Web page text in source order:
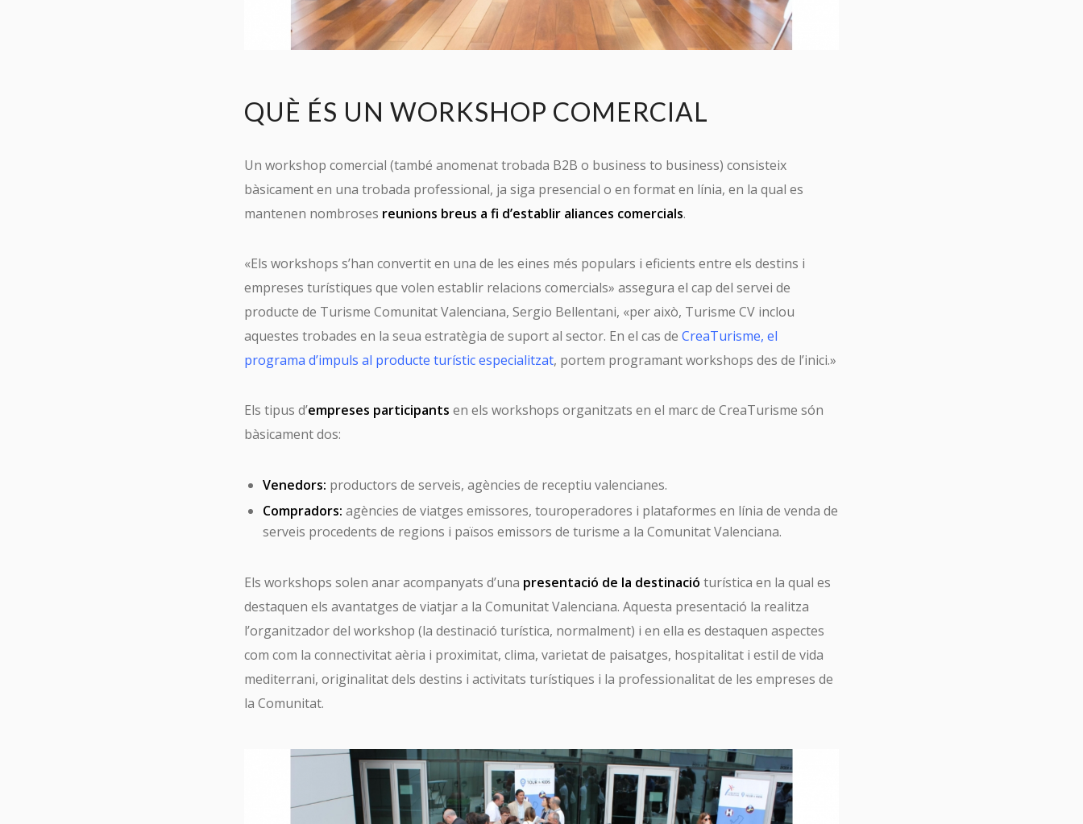
SUSCRÍBETE A TURISME CV MAGAZINE
Tu email *
QUÈ ÉS UN WORKSHOP COMERCIAL
Un workshop comercial (també anomenat trobada B2B o business to business) consisteix
bàsicament en una trobada professional, ja siga presencial o en format en línia, en la qual es
mantenen nombroses reunions breus a fi d’establir aliances comercials.
«Els workshops s’han convertit en una de les eines més populars i eficients entre els destins i
empreses turístiques que volen establir relacions comercials» assegura el cap del servei de
producte de Turisme Comunitat Valenciana, Sergio Bellentani, «per això, Turisme CV inclou
aquestes trobades en la seua estratègia de suport al sector. En el cas deCreaTurisme, el
programa d’impuls al producte turístic especialitzat, portem programant workshops des de l’inici.»
Els tipus d’empreses participants en els workshops organitzats en el marc de CreaTurisme són
bàsicament dos:
Venedors: productors de serveis, agències de receptiu valencianes.
Compradors: agències de viatges emissores, touroperadores i plataformes en línia de venda de
serveis procedents de regions i països emissors de turisme a la Comunitat Valenciana.
Els workshops solen anar acompanyats d’una presentació de la destinació turística en la qual es
destaquen els avantatges de viatjar a la Comunitat Valenciana. Aquesta presentació la realitza
l’organitzador del workshop (la destinació turística, normalment) i en ella es destaquen aspectes
com com la connectivitat aèria i proximitat, clima, varietat de paisatges, hospitalitat i estil de vida
mediterrani, originalitat dels destins i activitats turístiques i la professionalitat de les empreses de
la Comunitat.